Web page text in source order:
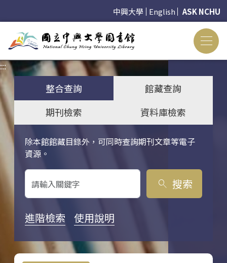
中興大學 English ASK NCHU
:::
整合查詢
館藏查詢
期刊檢索
資料庫檢索
除本館館藏目錄外，可同時查詢期刊文章等電子
資源。
關鍵字搜尋
search 搜索
進階檢索 使用說明